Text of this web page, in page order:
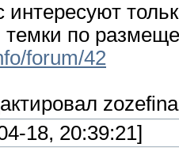
интересуют
темки по
forum/42
zozefina
18, 20:39:21]